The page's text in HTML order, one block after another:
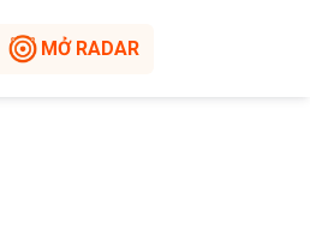
MỞ RADAR